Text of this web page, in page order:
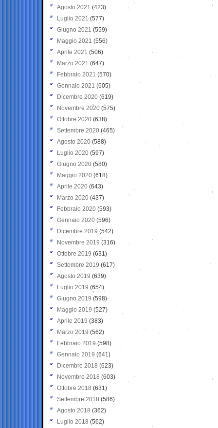
Agosto 2021 (423)
Luglio 2021 (577)
Giugno 2021(559)
Maggio 2021 (556)
Aprile 2021 (506)
Marzo 2021 (647)
Febbraio 2021 (570)
Gennaio 2021 (605)
Dicembre 2020 (619)
Novembre 2020 (575)
Ottobre 2020 (638)
Settembre 2020(465)
Agosto 2020 (588)
Luglio 2020 (597)
Giugno 2020 (580)
Maggio 2020 (618)
Aprile 2020 (643)
Marzo 2020 (437)
Febbraio 2020 (593)
Gennaio 2020 (596)
Dicembre 2019 (542)
Novembre 2019 (316)
Ottobre 2019 (631)
Settembre 2019 (617)
Agosto 2019 (639)
Luglio 2019 (654)
Giugno 2019 (598)
Maggio 2019 (527)
Aprile 2019 (383)
Marzo 2019 (562)
Febbraio 2019 (598)
Gennaio 2019 (641)
Dicembre 2018 (623)
Novembre 2018 (603)
Ottobre 2018 (631)
Settembre 2018 (586)
Agosto 2018 (362)
Luglio 2018 (562)